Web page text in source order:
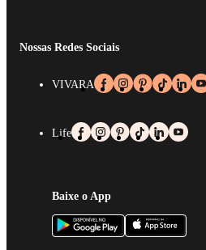
Nossas Redes Sociais
VIVARA
Life
Baixe o App